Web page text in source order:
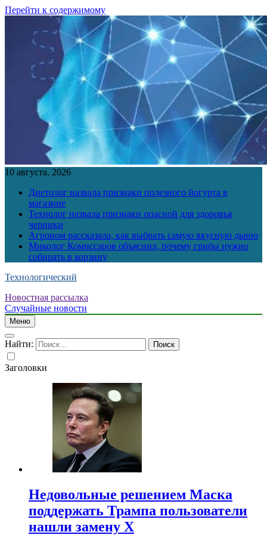
Перейти к содержимому
10 августа, 2026
Диетолог назвала признаки полезного йогурта в
магазине
Технолог назвала признаки опасной для здоровья
черники
Агроном рассказала, как выбрать самую вкусную дыню
Миколог Комиссаров объяснил, почему грибы нужно
собирать в корзину
Технологический
Новостная рассылка
Случайные новости
Меню
Найти:
Заголовки
Недовольные решением Маска
поддержать Трампа пользователи
нашли замену X